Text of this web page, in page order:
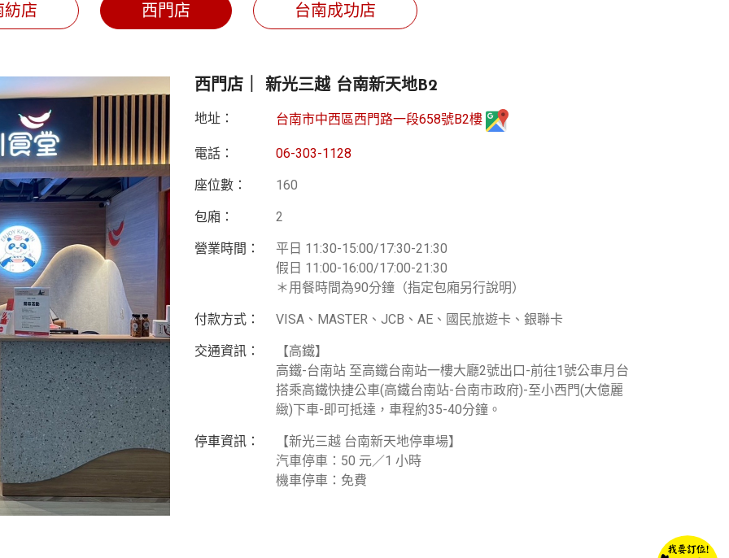
紡店 西門店 台南成功店
西門店｜ 新光三越 台南新天地B2
地址： 台南市中西區西門路一段658號B2樓
電話： 06-303-1128
座位數： 160
包廂： 2
營業時間：
平日 11:30-15:00/17:30-21:30
假日 11:00-16:00/17:00-21:30
＊用餐時間為90分鐘（指定包廂另行說明）
付款方式： VISA、MASTER、JCB、AE、國民旅遊卡、銀聯卡
交通資訊：
【高鐵】
高鐵-台南站 至高鐵台南站一樓大廳2號出口-前往1號公車月台
搭乘高鐵快捷公車(高鐵台南站-台南市政府)-至小西門(大億麗
緻)下車-即可抵達，車程約35-40分鐘。
停車資訊：
【新光三越 台南新天地停車場】
汽車停車：50 元／1 小時
機車停車：免費